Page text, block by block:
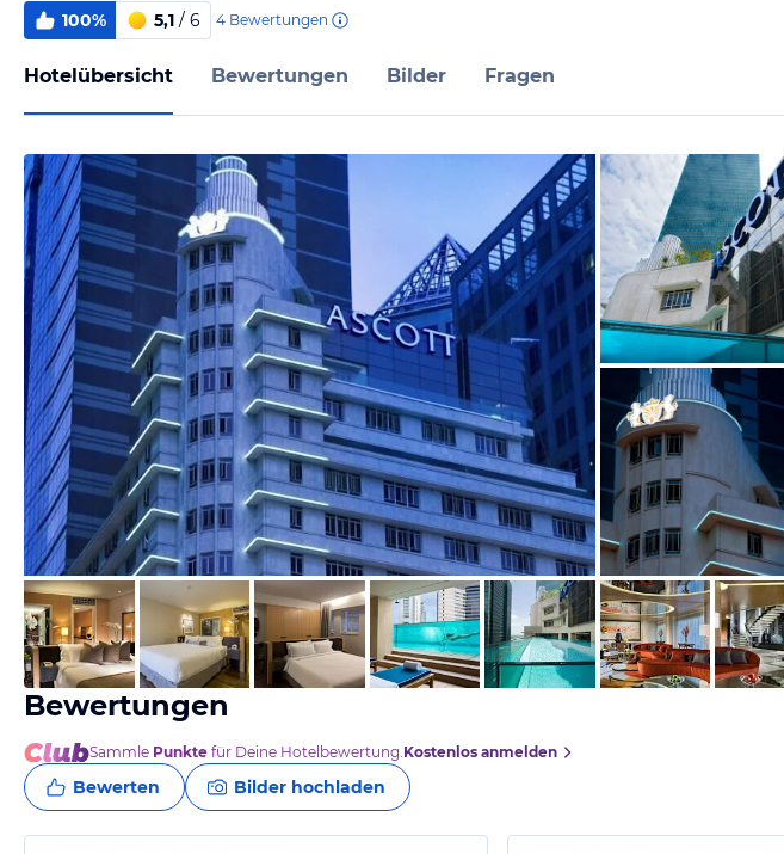
100% 5,1 / 6 4 Bewertungen
Hotelübersicht Bewertungen Bilder Fragen
von Expedia
von Expedia
von Expedia
Bewertungen
Sammle Punkte für Deine Hotelbewertung.Kostenlos anmelden
Bewerten Bilder hochladen